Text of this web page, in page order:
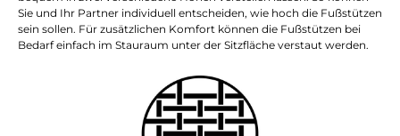
Sie und Ihr Partner individuell entscheiden, wie hoch die Fußstützen
sein sollen. Für zusätzlichen Komfort können die Fußstützen bei
Bedarf einfach im Stauraum unter der Sitzfläche verstaut werden.